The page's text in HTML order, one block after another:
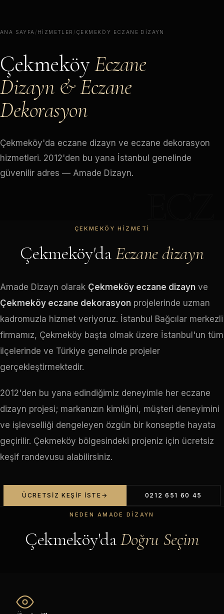
ANA SAYFA / HIZMETLER / ÇEKMEKÖY ECZANE DIZAYN
ÇekmeköyEczane
Dizayn & Eczane
Dekorasyon
Çekmeköy'da eczane dizayn ve eczane dekorasyon
hizmetleri. 2012'den bu yana İstanbul genelinde
güvenilir adres — Amade Dizayn.
ÇEKMEKÖY HIZMETI
Çekmeköy'daEczane dizayn
Amade Dizayn olarak Çekmeköy eczane dizayn ve
Çekmeköy eczane dekorasyon projelerinde uzman
kadromuzla hizmet veriyoruz. İstanbul Bağcılar merkezli
firmamız, Çekmeköy başta olmak üzere İstanbul'un tüm
ilçelerinde ve Türkiye genelinde projeler
gerçekleştirmektedir.
2012'den bu yana edindiğimiz deneyimle her eczane
dizayn projesi; markanızın kimliğini, müşteri deneyimini
ve işlevselliği dengeleyen özgün bir konseptle hayata
geçirilir. Çekmeköy bölgesindeki projeniz için ücretsiz
keşif randevusu alabilirsiniz.
ÜCRETSIZ KEŞIF İSTE 0212 651 60 45
NEDEN AMADE DIZAYN
Çekmeköy'daDoğru Seçim